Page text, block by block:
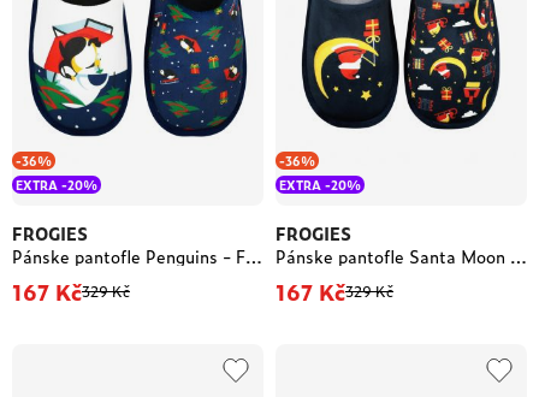
FROGIES
Pánske pantofle Penguins - Frogies
329 Kč
167 Kč
-36%
EXTRA -20%
FROGIES
Pánske pantofle Santa Moon - Frogies
329 Kč
167 Kč
-36%
EXTRA -20%